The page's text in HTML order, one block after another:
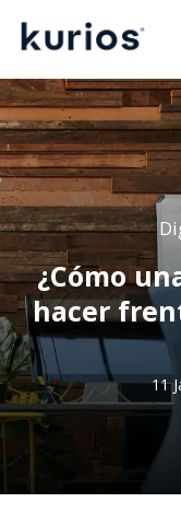
¿Cómo
hacer
11